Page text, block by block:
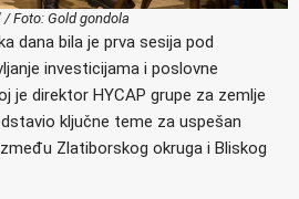
Foto: Gold gondola
dana bila je prva sesija pod
investicijama i poslovne
je direktor HYCAP grupe za zemlje
ključne teme za uspešan
Zlatiborskog okruga i Bliskog